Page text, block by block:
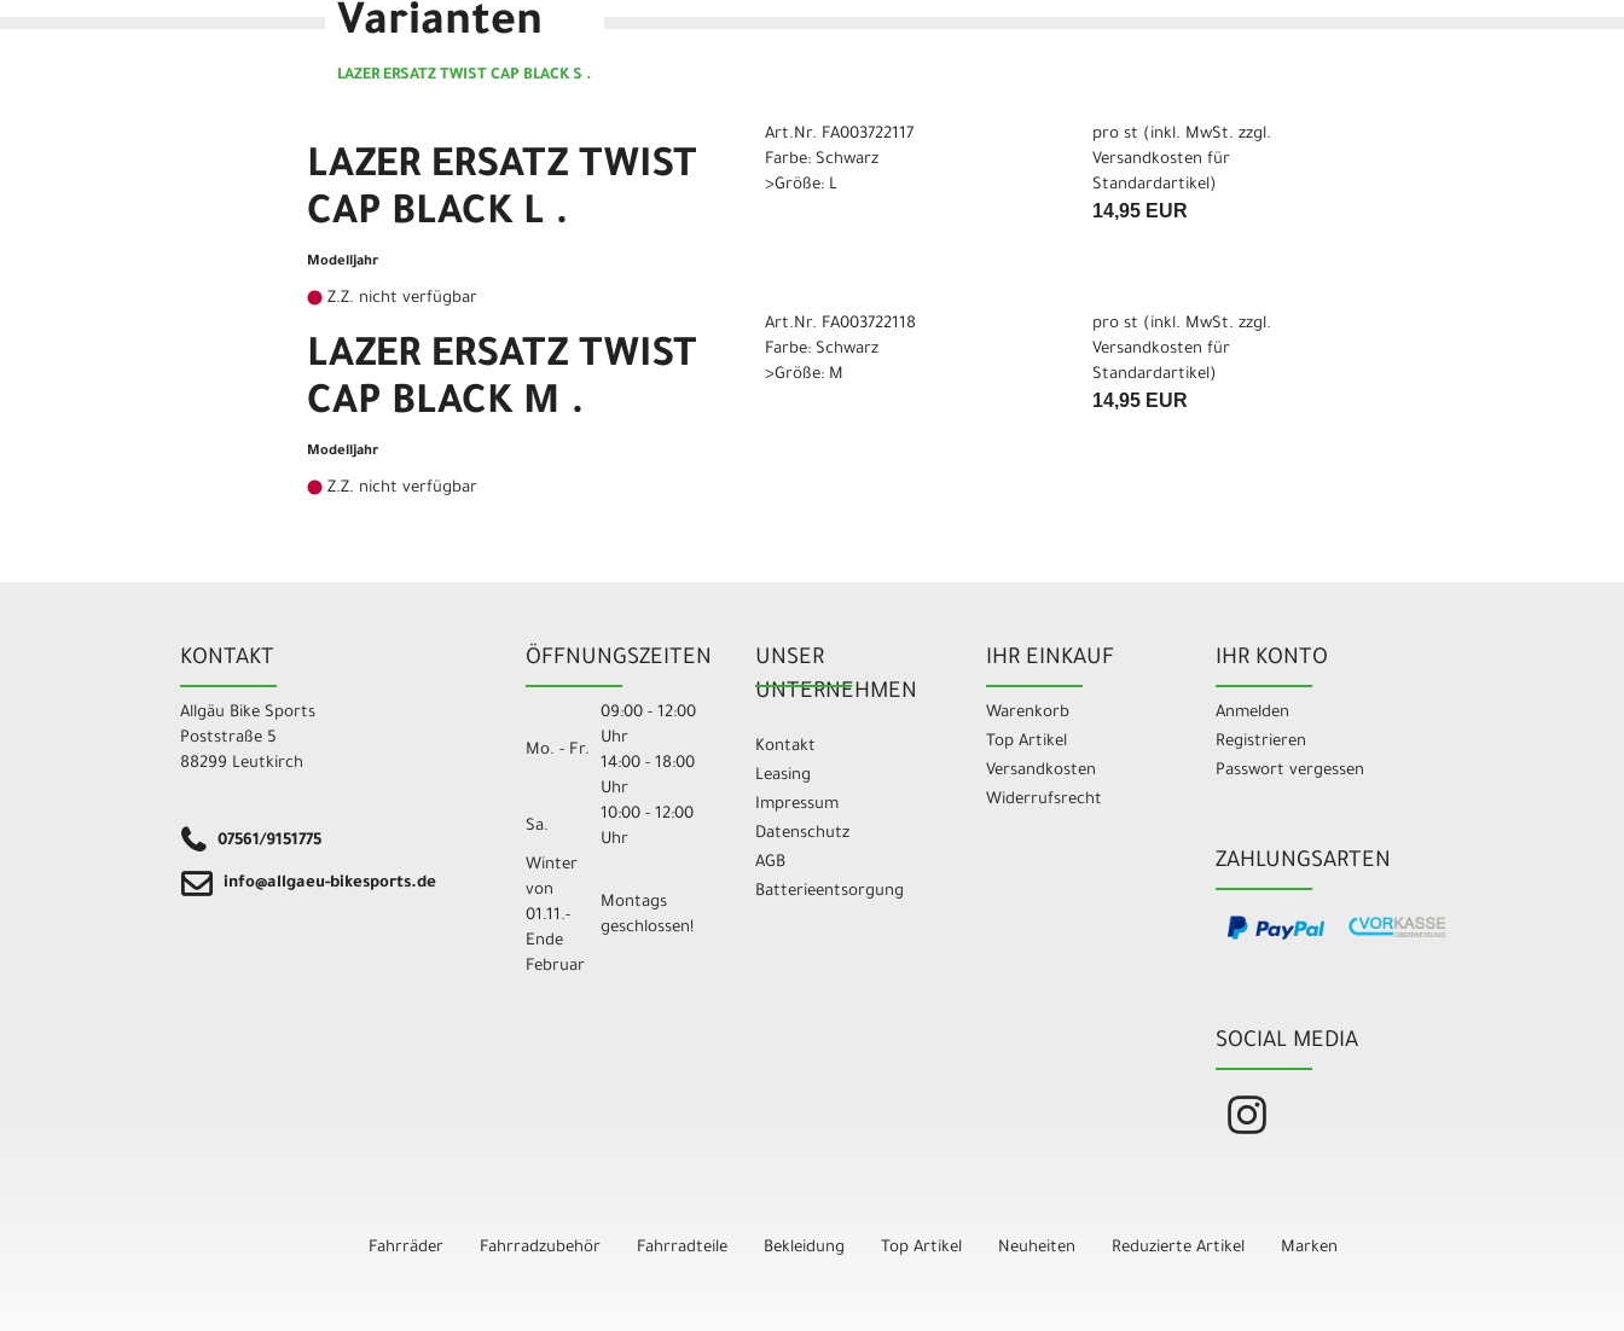
Varianten
LAZER ERSATZ TWIST CAP BLACK S .
LAZER ERSATZ TWIST
CAP BLACK L .
Modelljahr
Z.Z. nicht verfügbar
Art.Nr. FA003722117
Farbe: Schwarz
>Größe: L
pro st (inkl. MwSt. zzgl.
Versandkosten für
Standardartikel)
14,95 EUR
LAZER ERSATZ TWIST
CAP BLACK M .
Modelljahr
Z.Z. nicht verfügbar
Art.Nr. FA003722118
Farbe: Schwarz
>Größe: M
pro st (inkl. MwSt. zzgl.
Versandkosten für
Standardartikel)
14,95 EUR
KONTAKT
Allgäu Bike Sports
Poststraße 5
88299 Leutkirch
07561/9151775
info@allgaeu-bikesports.de
ÖFFNUNGSZEITEN
Mo. - Fr.
09:00 - 12:00
Uhr
14:00 - 18:00
Uhr
Sa.
10:00 - 12:00
Uhr
Winter
von
01.11.-
Ende
Februar
Montags
geschlossen!
UNSER
UNTERNEHMEN
Kontakt
Leasing
Impressum
Datenschutz
AGB
Batterieentsorgung
IHR EINKAUF
Warenkorb
Top Artikel
Versandkosten
Widerrufsrecht
IHR KONTO
Anmelden
Registrieren
Passwort vergessen
ZAHLUNGSARTEN
SOCIAL MEDIA
Fahrräder Fahrradzubehör Fahrradteile Bekleidung Top Artikel Neuheiten Reduzierte Artikel Marken